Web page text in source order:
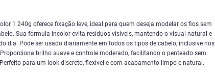
1 240g oferece fixação leve, ideal para quem deseja modelar os fios sem
Sua fórmula incolor evita resíduos visíveis, mantendo o visual natural e
dia. Pode ser usado diariamente em todos os tipos de cabelo, inclusive nos
brilho suave e controle moderado, facilitando o penteado sem
para um look discreto, flexível e com acabamento limpo e natural.